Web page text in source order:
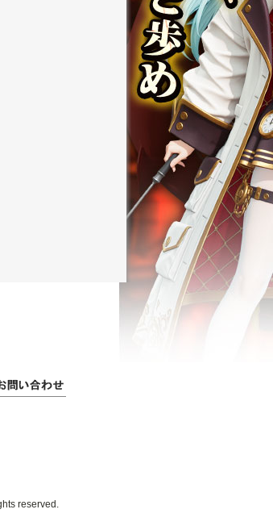
reserved.